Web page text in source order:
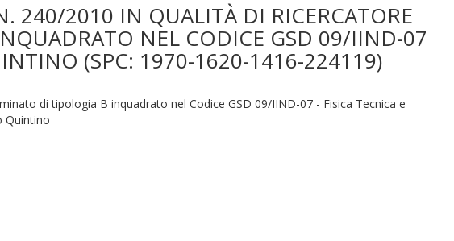
240/2010 IN QUALITÀ DI RICERCATORE
NEL CODICE GSD 09/IIND-07
(SPC: 1970-1620-1416-224119)
di tipologia B inquadrato nel Codice GSD 09/IIND-07 - Fisica Tecnica e
Quintino